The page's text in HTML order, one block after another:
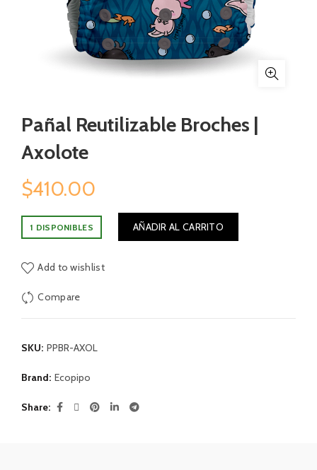
Pañal Reutilizable Broches |
Axolote
$410.00
1 DISPONIBLES AÑADIR AL CARRITO
Add to wishlist
Compare
SKU: PPBR-AXOL
Brand: Ecopipo
Share